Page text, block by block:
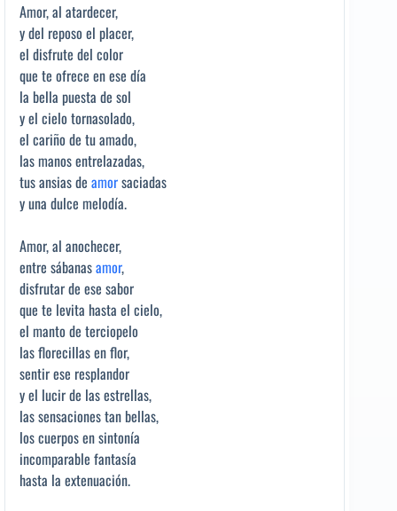
Amor, al atardecer,
y del reposo el placer,
el disfrute del color
que te ofrece en ese día
la bella puesta de sol
y el cielo tornasolado,
el cariño de tu amado,
las manos entrelazadas,
tus ansias de amorsaciadas
y una dulce melodía.
Amor, al anochecer,
entre sábanasamor,
disfrutar de ese sabor
que te levita hasta el cielo,
el manto de terciopelo
las florecillas en flor,
sentir ese resplandor
y el lucir de las estrellas,
las sensaciones tan bellas,
los cuerpos en sintonía
incomparable fantasía
hasta la extenuación.